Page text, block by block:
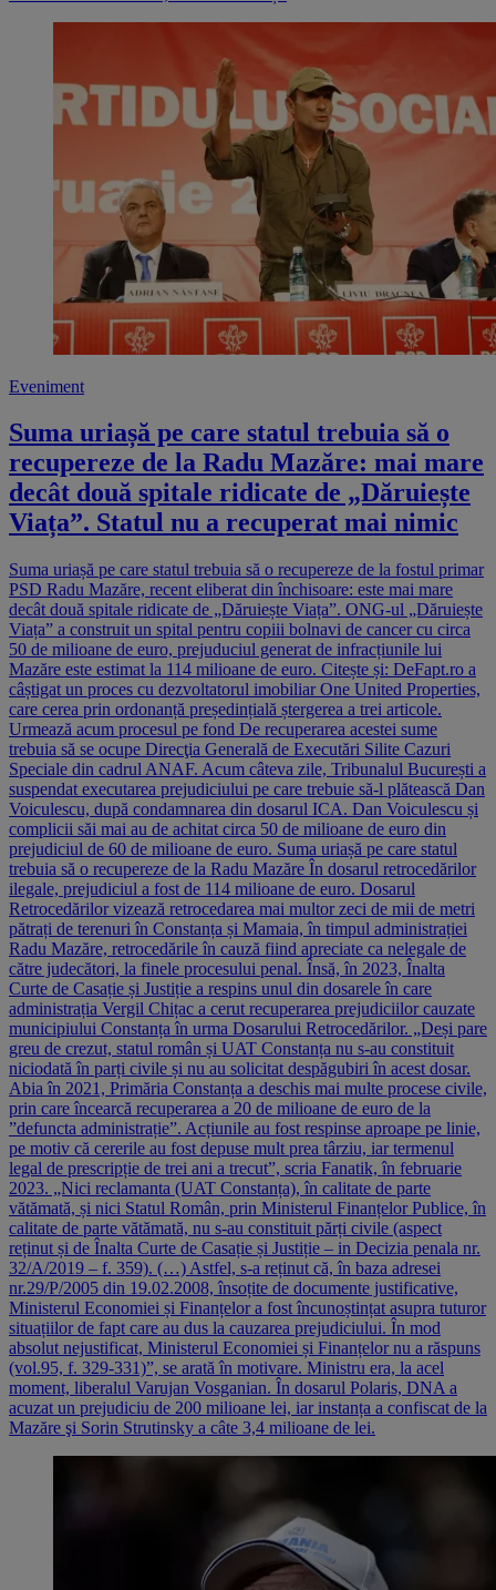
Eveniment
Suma uriașă pe care statul trebuia să o
recupereze de la Radu Mazăre: mai mare
decât două spitale ridicate de „Dăruiește
Viața”. Statul nu a recuperat mai nimic
Suma uriașă pe care statul trebuia să o recupereze de la fostul primar
PSD Radu Mazăre, recent eliberat din închisoare: este mai mare
decât două spitale ridicate de „Dăruiește Viața”. ONG-ul „Dăruiește
Viața” a construit un spital pentru copiii bolnavi de cancer cu circa
50 de milioane de euro, prejuduciul generat de infracțiunile lui
Mazăre este estimat la 114 milioane de euro. Citește și: DeFapt.ro a
câștigat un proces cu dezvoltatorul imobiliar One United Properties,
care cerea prin ordonanță președințială ștergerea a trei articole.
Urmează acum procesul pe fond De recuperarea acestei sume
trebuia să se ocupe Direcţia Generală de Executări Silite Cazuri
Speciale din cadrul ANAF. Acum câteva zile, Tribunalul București a
suspendat executarea prejudiciului pe care trebuie să-l plătească Dan
Voiculescu, după condamnarea din dosarul ICA. Dan Voiculescu și
complicii săi mai au de achitat circa 50 de milioane de euro din
prejudiciul de 60 de milioane de euro. Suma uriașă pe care statul
trebuia să o recupereze de la Radu Mazăre În dosarul retrocedărilor
ilegale, prejudiciul a fost de 114 milioane de euro. Dosarul
Retrocedărilor vizează retrocedarea mai multor zeci de mii de metri
pătrați de terenuri în Constanța și Mamaia, în timpul administrației
Radu Mazăre, retrocedările în cauză fiind apreciate ca nelegale de
către judecători, la finele procesului penal. Însă, în 2023, Înalta
Curte de Casație și Justiție a respins unul din dosarele în care
administrația Vergil Chițac a cerut recuperarea prejudiciilor cauzate
municipiului Constanța în urma Dosarului Retrocedărilor. „Deși pare
greu de crezut, statul român și UAT Constanța nu s-au constituit
niciodată în parți civile și nu au solicitat despăgubiri în acest dosar.
Abia în 2021, Primăria Constanța a deschis mai multe procese civile,
prin care încearcă recuperarea a 20 de milioane de euro de la
”defuncta administrație”. Acțiunile au fost respinse aproape pe linie,
pe motiv că cererile au fost depuse mult prea târziu, iar termenul
legal de prescripție de trei ani a trecut”, scria Fanatik, în februarie
2023. „Nici reclamanta (UAT Constanța), în calitate de parte
vătămată, și nici Statul Român, prin Ministerul Finanțelor Publice, în
calitate de parte vătămată, nu s-au constituit părți civile (aspect
reținut și de Înalta Curte de Casație și Justiție – in Decizia penala nr.
32/A/2019 – f. 359). (…) Astfel, s-a reținut că, în baza adresei
nr.29/P/2005 din 19.02.2008, însoțite de documente justificative,
Ministerul Economiei și Finanțelor a fost încunoștințat asupra tuturor
situațiilor de fapt care au dus la cauzarea prejudiciului. În mod
absolut nejustificat, Ministerul Economiei și Finanțelor nu a răspuns
(vol.95, f. 329-331)”, se arată în motivare. Ministru era, la acel
moment, liberalul Varujan Vosganian. În dosarul Polaris, DNA a
acuzat un prejudiciu de 200 milioane lei, iar instanța a confiscat de la
Mazăre şi Sorin Strutinsky a câte 3,4 milioane de lei.